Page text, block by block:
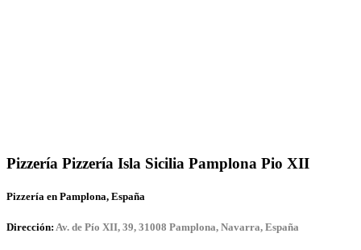
Pizzería Pizzería Isla Sicilia Pamplona Pio XII
Pizzería en Pamplona, España
Dirección: Av. de Pío XII, 39, 31008 Pamplona, Navarra, España